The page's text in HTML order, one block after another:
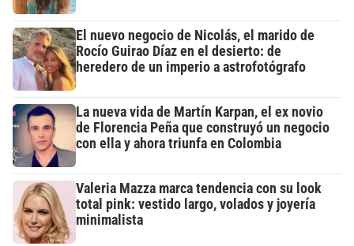
El nuevo negocio de Nicolás, el marido de
Rocío Guirao Díaz en el desierto: de
heredero de un imperio a astrofotógrafo
La nueva vida de Martín Karpan, el ex novio
de Florencia Peña que construyó un negocio
con ella y ahora triunfa en Colombia
Valeria Mazza marca tendencia con su look
total pink: vestido largo, volados y joyería
minimalista